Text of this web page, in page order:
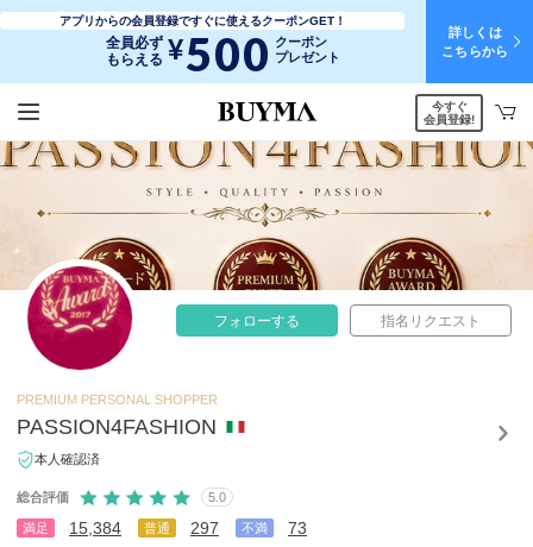
アプリからの会員登録ですぐに使えるクーポンGET！
全員必ず
もらえる ¥500 クーポン
プレゼント
詳しくは
こちらから
今すぐ
会員登録!
フォローする 指名リクエスト
PREMIUM PERSONAL SHOPPER
PASSION4FASHION
本人確認済
総合評価 5.0
満足 15,384 普通 297 不満 73